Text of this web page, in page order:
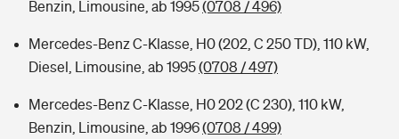
Benzin, Limousine, ab 1995(0708 / 496)
Mercedes-Benz C-Klasse, H0 (202, C 250 TD), 110 kW,
Diesel, Limousine, ab 1995(0708 / 497)
Mercedes-Benz C-Klasse, H0 202 (C 230), 110 kW,
Benzin, Limousine, ab 1996(0708 / 499)